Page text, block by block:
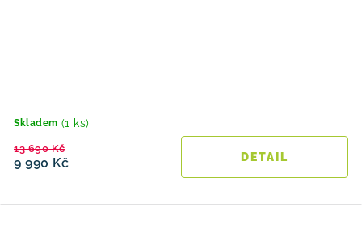
Skladem (1 ks)
9 990 Kč
13 690 Kč